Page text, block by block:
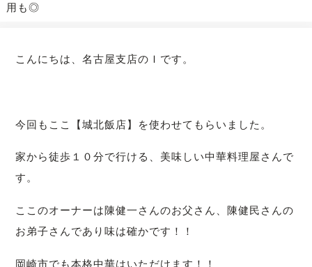
用も◎
こんにちは、名古屋支店のＩです。
今回もここ【城北飯店】を使わせてもらいました。
家から徒歩１０分で行ける、美味しい中華料理屋さんで
す。
ここのオーナーは陳健一さんのお父さん、 陳健民さんの
お弟子さんであり味は確かです！！
岡崎市でも本格中華はいただけます！！